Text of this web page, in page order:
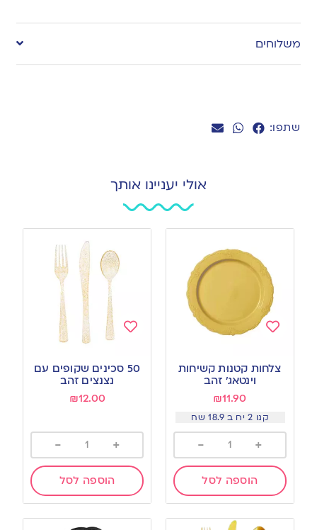
שתפו:
to
wishlist
משלוחים
אולי יעניינו אותך
to
wishlist
צלחות קטנות קשיחות
וינטאג׳ זהב
₪11.90
קנו 2 יח ב 18.9 שח
+
-
הוספה לסל
to
wishlist
50 סכינים שקופים עם
נצנצים זהב
₪12.00
+
-
הוספה לסל